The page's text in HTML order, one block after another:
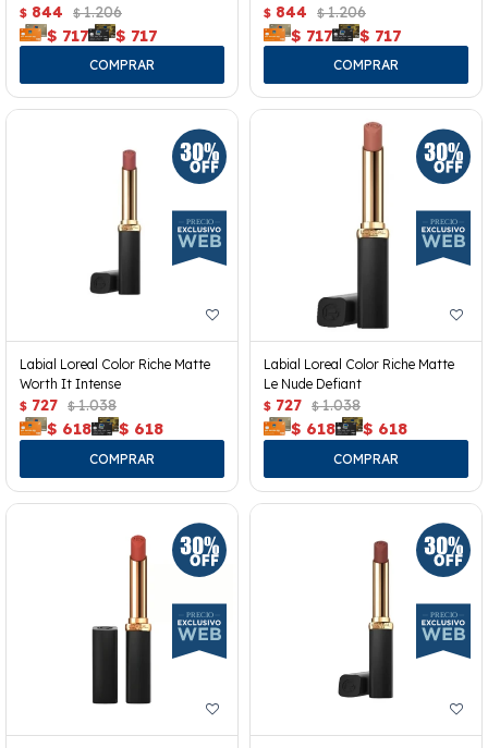
$ 844 $ 1.206
$ 717 $ 717
$ 844 $ 1.206
$ 717 $ 717
Labial Loreal Color Riche Matte
Worth It Intense
$ 727 $ 1.038
$ 618 $ 618
Labial Loreal Color Riche Matte
Le Nude Defiant
$ 727 $ 1.038
$ 618 $ 618